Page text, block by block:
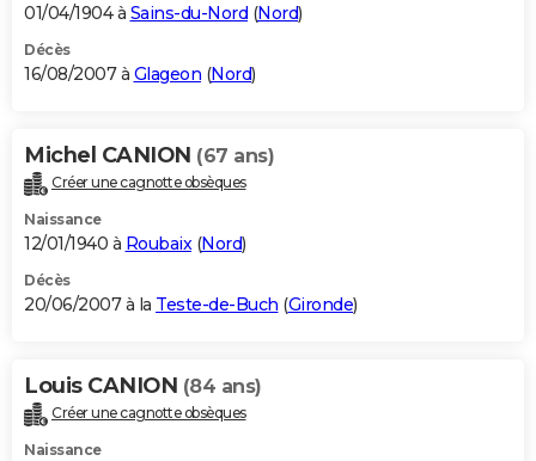
01/04/1904 à Sains-du-Nord (Nord)
Décès
16/08/2007 à Glageon (Nord)
Michel CANION (67 ans)
Créer une cagnotte obsèques
Naissance
12/01/1940 à Roubaix(Nord)
Décès
20/06/2007 à la Teste-de-Buch (Gironde)
Louis CANION (84 ans)
Créer une cagnotte obsèques
Naissance